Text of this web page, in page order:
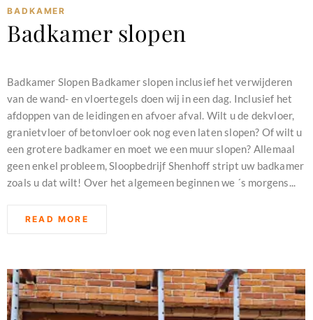
BADKAMER
Badkamer slopen
Badkamer Slopen Badkamer slopen inclusief het verwijderen
van de wand- en vloertegels doen wij in een dag. Inclusief het
afdoppen van de leidingen en afvoer afval. Wilt u de dekvloer,
granietvloer of betonvloer ook nog even laten slopen? Of wilt u
een grotere badkamer en moet we een muur slopen? Allemaal
geen enkel probleem, Sloopbedrijf Shenhoff stript uw badkamer
zoals u dat wilt! Over het algemeen beginnen we ´s morgens...
READ MORE